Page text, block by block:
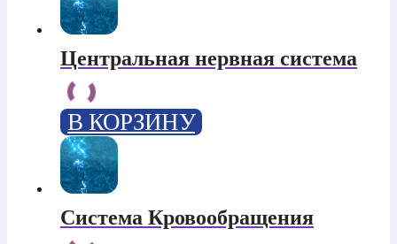
Центральная нервная система
В КОРЗИНУ
Система Кровообращения